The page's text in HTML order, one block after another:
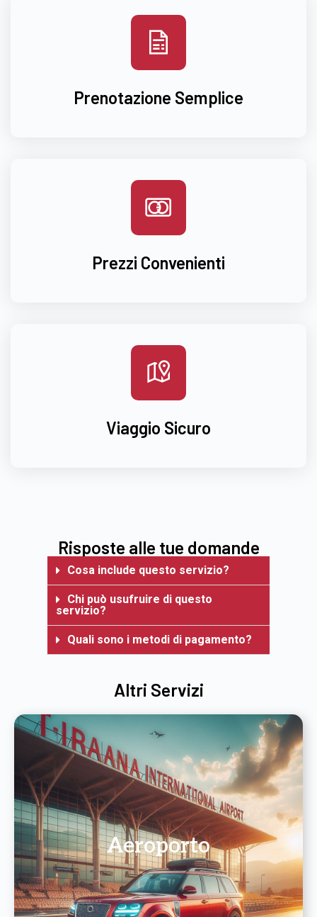
Prenotazione Semplice
Prezzi Convenienti
Viaggio Sicuro
Risposte alle tue domande
Cosa include questo servizio?
Chi può usufruire di questo
servizio?
Quali sono i metodi di pagamento?
Altri Servizi
Aeroporto